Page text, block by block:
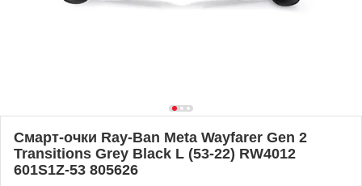
Смарт-очки Ray-Ban Meta Wayfarer Gen 2
Transitions Grey Black L (53-22) RW4012
601S1Z-53 805626